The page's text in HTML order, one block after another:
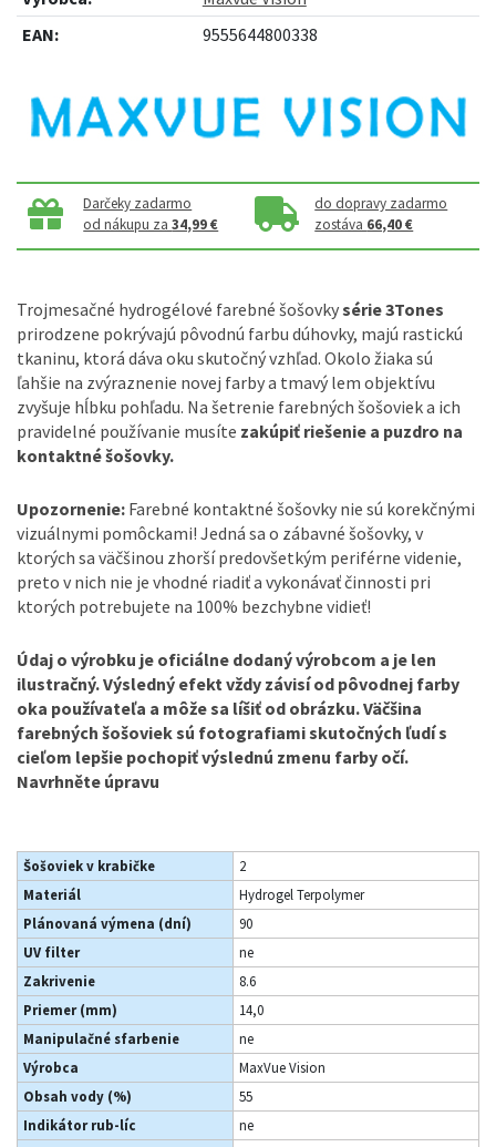
EAN:
9555644800338
Darčeky zadarmo
od nákupu za34,99 €
do dopravy zadarmo
zostáva 66,40 €
Trojmesačné hydrogélové farebné šošovkysérie 3Tones
prirodzene pokrývajú pôvodnú farbu dúhovky, majú rastickú
tkaninu, ktorá dáva oku skutočný vzhľad. Okolo žiaka sú
ľahšie na zvýraznenie novej farby a tmavý lem objektívu
zvyšuje hĺbku pohľadu. Na šetrenie farebných šošoviek a ich
pravidelné používanie musíte zakúpiť riešenie a puzdro na
kontaktné šošovky.
Upozornenie: Farebné kontaktné šošovky nie sú korekčnými
vizuálnymi pomôckami! Jedná sa o zábavné šošovky, v
ktorých sa väčšinou zhorší predovšetkým periférne videnie,
preto v nich nie je vhodné riadiť a vykonávať činnosti pri
ktorých potrebujete na 100% bezchybne vidieť!
Údaj o výrobku je oficiálne dodaný výrobcom a je len
ilustračný. Výsledný efekt vždy závisí od pôvodnej farby
oka používateľa a môže sa líšiť od obrázku. Väčšina
farebných šošoviek sú fotografiami skutočných ľudí s
cieľom lepšie pochopiť výslednú zmenu farby očí.
Navrhněte úpravu
Šošoviek v krabičke
2
Materiál
Hydrogel Terpolymer
Plánovaná výmena (dní)
90
UV filter
ne
Zakrivenie
8.6
Priemer (mm)
14,0
Manipulačné sfarbenie
ne
Výrobca
MaxVue Vision
Obsah vody (%)
55
Indikátor rub-líc
ne